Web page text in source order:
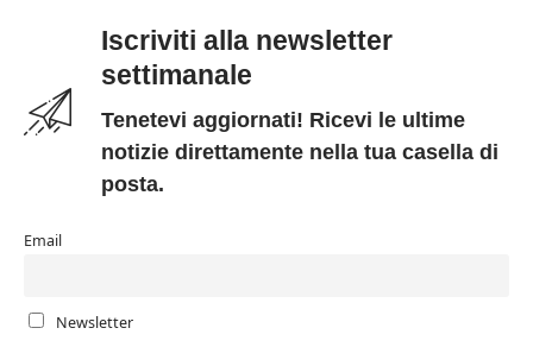
Iscriviti alla newsletter
settimanale
Tenetevi aggiornati! Ricevi le ultime
notizie direttamente nella tua casella di
posta.
Email
Newsletter